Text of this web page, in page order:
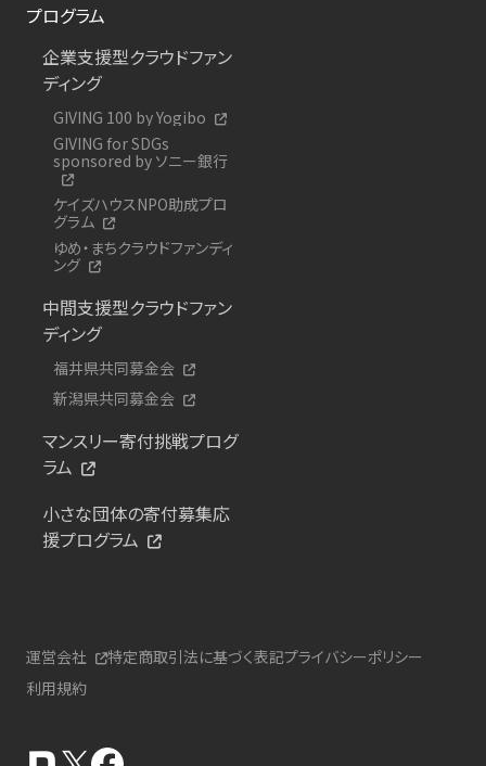
プログラム
企業支援型クラウドファン
ディング
GIVING 100 by Yogibo
GIVING for SDGs
sponsored by ソニー銀行
ケイズハウスNPO助成プロ
グラム
ゆめ・まちクラウドファンディ
ング
中間支援型クラウドファン
ディング
福井県共同募金会
新潟県共同募金会
マンスリー寄付挑戦プログ
ラム
小さな団体の寄付募集応
援プログラム
運営会社 特定商取引法に基づく表記プライバシーポリシー
利用規約